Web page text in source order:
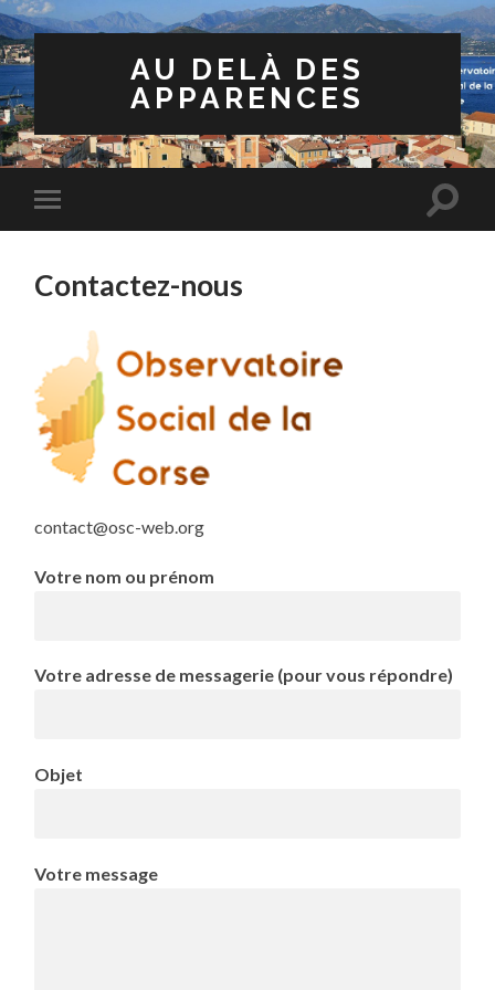
AU DELÀ DES
APPARENCES
Contactez-nous
contact@osc-web.org
Votre nom ou prénom
Votre adresse de messagerie (pour vous répondre)
Objet
Votre message